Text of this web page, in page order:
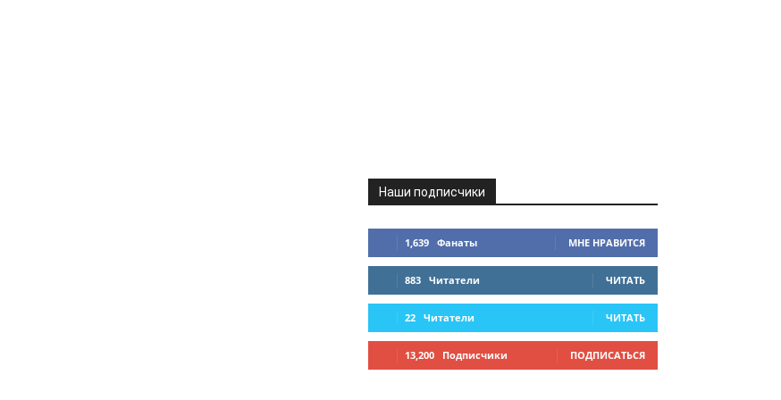
Наши подписчики
1,639 Фанаты МНЕ НРАВИТСЯ
883 Читатели ЧИТАТЬ
22 Читатели ЧИТАТЬ
13,200 Подписчики ПОДПИСАТЬСЯ